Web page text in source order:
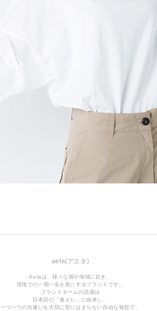
aeta(アエタ)
Aetaは、様々な国や地域に赴き、
現地での一期一会を形にするブランドです。
ブランドネームの語源は
日本語の「逢えた」に由来し、
一つ一つの出逢いを大切に型にはまらない自由な発想で、